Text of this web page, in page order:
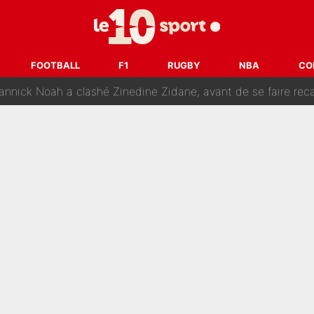
FOOTBALL F1 RUGBY NBA
menace Désiré Doué au PSG : «Je valide à 200%»
Greenwood et Pierre-Emerick Aubameyang ont quitté l'OM, Amine Gouiri balance
a clashé Zinedine Zidane, avant de se faire recadrer par le